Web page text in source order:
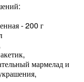
- 200 г
мармелад и